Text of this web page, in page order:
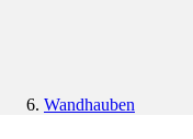
Wandhauben